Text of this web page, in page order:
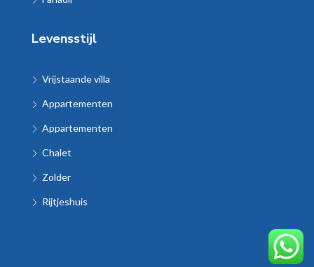
Levensstijl
Vrijstaande villa
Appartementen
Appartementen
Chalet
Zolder
Rijtjeshuis